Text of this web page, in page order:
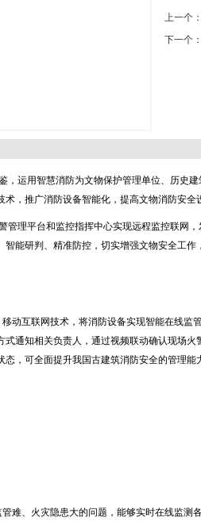
上一个：
下一个：
，运用智慧消防为文物保护管理单位、历史
，推广消防设备智能化，提高文物消防安全
理平台和监控指挥中心实现远程监控联网
能研判、精准防控，切实增强文物安全工
动互联网技术，将消防设备实现智能在线监
通知相关负责人，通过视频联动确认现场
，可全面提升我国古建筑消防安全的管理能
难、火灾隐患大的问题，能够实时在线监测